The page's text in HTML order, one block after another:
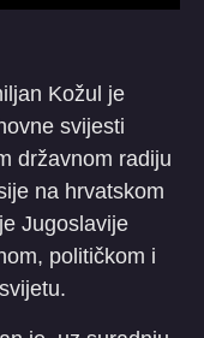
Kožul je
svijesti
državnom radiju
na hrvatskom
Jugoslavije
političkom i